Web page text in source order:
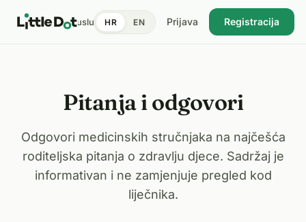
Doktori Pronađi uslugu USKORO CijeneDnevnik zdravljaBlog
HR EN Prijava Registracija
Pitanja i odgovori
Odgovori medicinskih stručnjaka na najčešća
roditeljska pitanja o zdravlju djece. Sadržaj je
informativan i ne zamjenjuje pregled kod
liječnika.